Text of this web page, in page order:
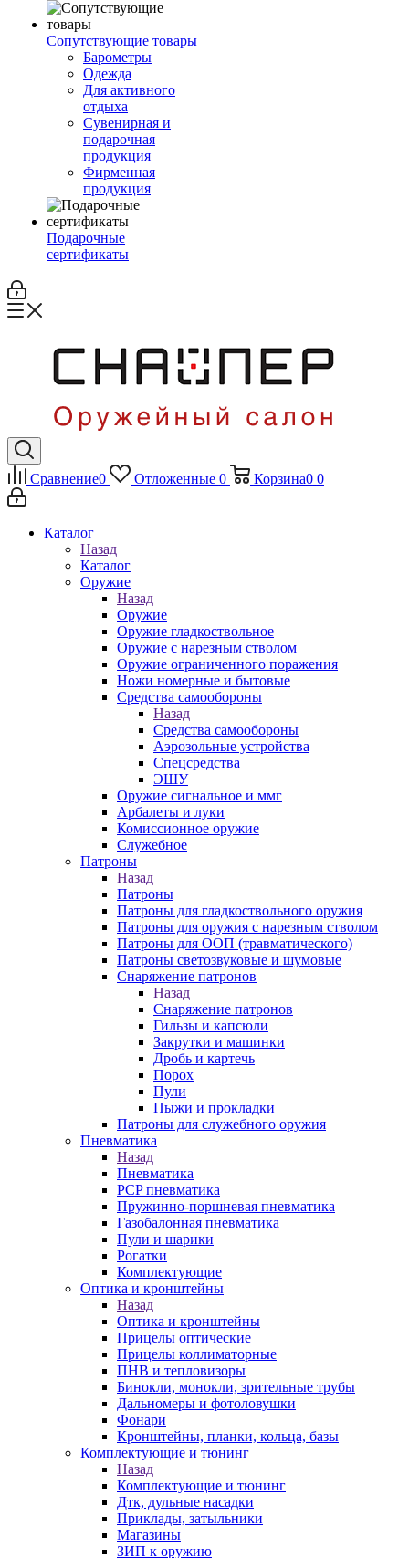
Сопутствующие товары
Барометры
Одежда
Для активного
отдыха
Сувенирная и
подарочная
продукция
Фирменная
продукция
Подарочные
сертификаты
Сравнение0 Отложенные 0 Корзина0 0
Каталог
Назад
Каталог
Оружие
Назад
Оружие
Оружие гладкоствольное
Оружие с нарезным стволом
Оружие ограниченного поражения
Ножи номерные и бытовые
Средства самообороны
Назад
Средства самообороны
Аэрозольные устройства
Спецсредства
ЭШУ
Оружие сигнальное и ммг
Арбалеты и луки
Комиссионное оружие
Служебное
Патроны
Назад
Патроны
Патроны для гладкоствольного оружия
Патроны для оружия с нарезным стволом
Патроны для ООП (травматического)
Патроны светозвуковые и шумовые
Снаряжение патронов
Назад
Снаряжение патронов
Гильзы и капсюли
Закрутки и машинки
Дробь и картечь
Порох
Пули
Пыжи и прокладки
Патроны для служебного оружия
Пневматика
Назад
Пневматика
PCP пневматика
Пружинно-поршневая пневматика
Газобалонная пневматика
Пули и шарики
Рогатки
Комплектующие
Оптика и кронштейны
Назад
Оптика и кронштейны
Прицелы оптические
Прицелы коллиматорные
ПНВ и тепловизоры
Бинокли, монокли, зрительные трубы
Дальномеры и фотоловушки
Фонари
Кронштейны, планки, кольца, базы
Комплектующие и тюнинг
Назад
Комплектующие и тюнинг
Дтк, дульные насадки
Приклады, затыльники
Магазины
ЗИП к оружию